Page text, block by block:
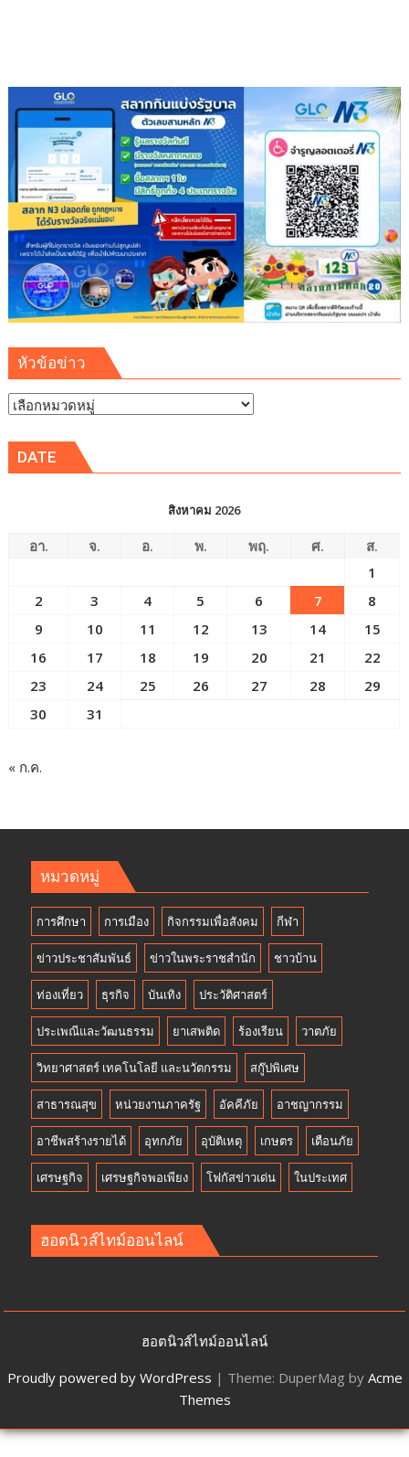
Healthy
school)
เสริม
ความ
เยาวชน
จัดการ
สิ่ง
แวดล้อม
ปลอดภัย
ยั่งยืน
หัวข้อข่าว
หัวข้อ
DATE
สิงหาคม 2026
อา. จ. อ. พ. พฤ. ศ.
ส.
1
2
3 4 5 6 7
8
9
10 11 12 13 14
15
16
17 18 19 20 21
22
23
24 25 26 27 28
29
30
31
« ก.ค.
หมวดหมู่
การศึกษา การเมือง กิจกรรมเพื่อสังคม กีฬา
ข่าวประชาสัมพันธ์ ข่าวในพระราชสำนัก ชาวบ้าน
ท่องเที่ยว ธุรกิจ บันเทิง ประวัติศาสตร์
ประเพณีและวัฒนธรรม ยาเสพติด ร้องเรียน วาตภัย
วิทยาศาสตร์ เทคโนโลยี และนวัตกรรม สกู๊ปพิเศษ
สาธารณสุข หน่วยงานภาครัฐ อัคคีภัย อาชญากรรม
อาชีพสร้างรายได้ อุทกภัย อุบัติเหตุ เกษตร เตือนภัย
เศรษฐกิจ เศรษฐกิจพอเพียง โฟกัสข่าวเด่น ในประเทศ
ฮอตนิวส์ไทม์ออนไลน์
ฮอตนิวส์ไทม์ออนไลน์
Proudly powered by WordPress | Theme: DuperMag by Acme
Themes